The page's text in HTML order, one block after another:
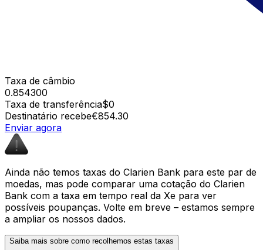
Taxa de câmbio
0.854300
Taxa de transferência$0
Destinatário recebe€854.30
Enviar agora
Ainda não temos taxas do Clarien Bank para este par de
moedas, mas pode comparar uma cotação do Clarien
Bank com a taxa em tempo real da Xe para ver
possíveis poupanças. Volte em breve – estamos sempre
a ampliar os nossos dados.
Saiba mais sobre como recolhemos estas taxas